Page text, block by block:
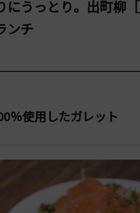
うっとり。出町柳
ンチ
％使用したガレット